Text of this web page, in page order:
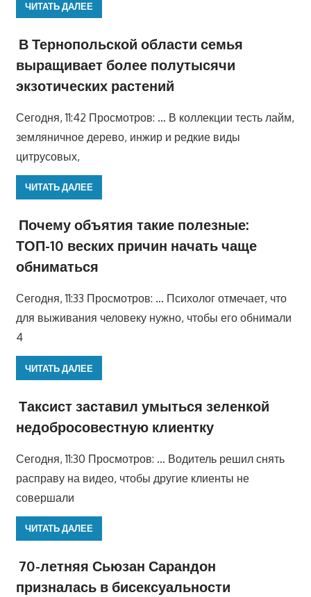
ЧИТАТЬ ДАЛЕЕ
В Тернопольской области семья
выращивает более полутысячи
экзотических растений
Сегодня, 11:42 Просмотров: … В коллекции тесть лайм,
земляничное дерево, инжир и редкие виды
цитрусовых,
ЧИТАТЬ ДАЛЕЕ
Почему объятия такие полезные:
ТОП-10 веских причин начать чаще
обниматься
Сегодня, 11:33 Просмотров: … Психолог отмечает, что
для выживания человеку нужно, чтобы его обнимали
4
ЧИТАТЬ ДАЛЕЕ
Таксист заставил умыться зеленкой
недобросовестную клиентку
Сегодня, 11:30 Просмотров: … Водитель решил снять
расправу на видео, чтобы другие клиенты не
совершали
ЧИТАТЬ ДАЛЕЕ
70-летняя Сьюзан Сарандон
призналась в бисексуальности